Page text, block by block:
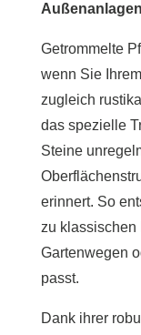
Außenanlagen
Getrommelte
wenn Sie
zugleich
das spezielle
Steine
erinnert. So
zu klassischen
Gartenwegen
passt.
Dank ihrer